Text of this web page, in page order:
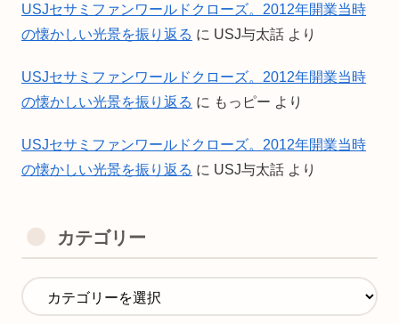
USJセサミファンワールドクローズ。2012年開業当時
の懐かしい光景を振り返る に USJ与太話 より
USJセサミファンワールドクローズ。2012年開業当時
の懐かしい光景を振り返る に もっピー より
USJセサミファンワールドクローズ。2012年開業当時
の懐かしい光景を振り返る に USJ与太話 より
カテゴリー